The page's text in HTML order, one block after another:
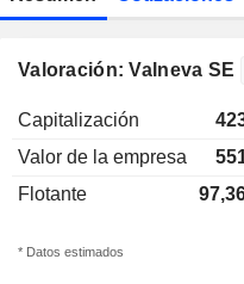
Valoración: Valneva SE
Capitalización
Valor de la empresa
Flotante
* Datos estimados